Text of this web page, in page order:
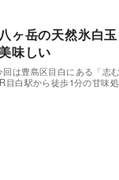
ヶ岳の天然氷白玉
味しい
は豊島区目白にある「志
白駅から徒歩1分の甘味処